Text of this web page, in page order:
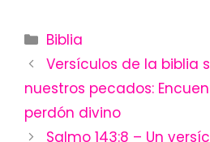
Categories
Biblia
Versículos de la biblia
nuestros pecados:
perdón divino
Salmo 143:8 – Un